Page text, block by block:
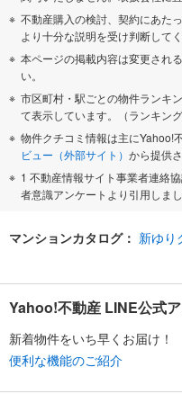
不動産購入の検討、契約にあた
より十分な説明を受け判断してく
本ページの掲載内容は変更され
い。
市区町村・駅ごとの物件ランキ
て表示しています。（ランキン
物件クチコミ情報は主にYahoo!
ビュー（外部サイト） から提供
1 不動産情報サイト事業者連絡
者意識アンケートより引用しまし
マンションカタログ： 新ゆり
Yahoo!不動産 LINE公式
新着物件をいち早くお届け！
便利な機能のご紹介